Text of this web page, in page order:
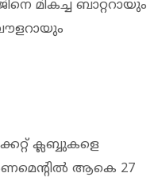
മികച്ച ബാറ്ററായും
ക്ലബ്ബുകളെ
ആകെ 27